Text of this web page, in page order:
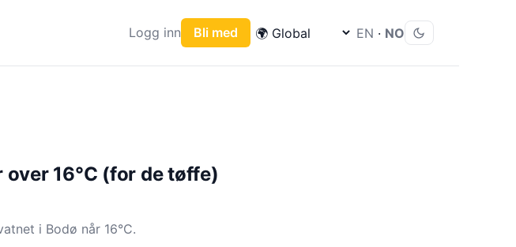
Logg inn Bli med EN · NO
16°C (for de tøffe)
i Bodø når 16°C.